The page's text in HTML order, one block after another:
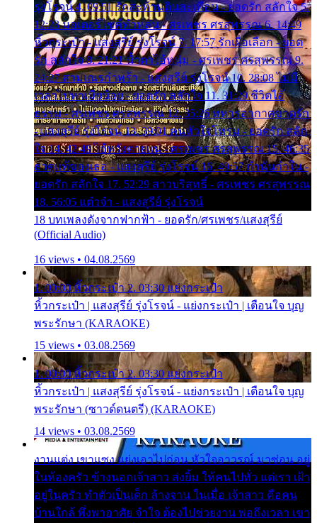
รุ่งโรจน์ 4. 09:51 รักสะท้านดินสะเทือน - ยอดรัก สลักใจ 5.
12:23 มอเตอร์ไซค์ทำหล่น - ศรเพชร ศรสุพรรณ 6. 14:49
หิ้วกระเป๋า - แสงสุรีย์ รุ่งโรจน์ 7. 17:57 รักเผื่อเลือก - ยอด
รัก สลักใจ 8. 21:21 น้ำตาไอ้หนุ่ม - ศรเพชร ศรสุพรรณ 9.
24:27 สามเณรกำพร้า - แสงสุรีย์ รุ่งโรจน์ 10. 28:08 ไม่มี
เวลาไปหาเมียน้อย - ยอดรัก สลักใจ 11. 31:29 ชีวิตไอ้
ธรรม - ศรเพชร ศรสุพรรณ 12. 35:26 ทหารอากาศขาดรัก
- แสงสุรีย์ รุ่งโรจน์ 13. 39:01 คนหัวใจโทรม - ยอดรัก สลัก
ใจ 14. 42:49 ไอ้หวังตายแน่ - ศรเพชร ศรสุพรรณ 15. 46:35
ธาตุแท้ของเธอ - แสงสุรีย์ รุ่งโรจน์ 16. 49:57 กำนันกำใน -
ยอดรัก สลักใจ 17. 52:29 สาวบริสุทธิ์ - ศรเพชร ศรสุพรรณ
18. 56:05 แต๋วจ๋า - แสงสุรีย์ รุ่งโรจน์
18 บทเพลงดังจากฟากฟ้า - ยอดรัก/ศรเพชร/แสงสุรีย์
(Official Audio)
16 views • 04.08.2569
1. 00:00 หิ้วกระเป๋า 2. 03:30 แย่งกระเป๋า
หิ้วกระเป๋า | แสงสุรีย์ รุ่งโรจน์ - แย่งกระเป๋า | เตือนใจ บุญ
พระรักษา (KARAOKE)
15 views • 03.08.2569
1. 00:00 หิ้วกระเป๋า 2. 03:30 แย่งกระเป๋า
หิ้วกระเป๋า | แสงสุรีย์ รุ่งโรจน์ - แย่งกระเป๋า | เตือนใจ บุญ
พระรักษา (ซาวด์ดนตรี) (KARAOKE)
14 views • 03.08.2569
งานแต่ง เขาแซง แย่งเอาไปก่อน หัวใจอาวรณ์ มาซ่อน อยู่
ในห้องครัว ข้างนอกเจ้าสาว ส่งยิ้ม ให้คนไปทั่ว แต่เรา เฝ้า
อยู่ในครัว ทำตัวเป็นเด็ก ล้างจาน ในเมื่อ เจ้าสาว คือคน
บ้านใกล้ พึ่งพาอาศัย จำใจ ต้องไปช่วยงาน พอถึงเวลา เขา